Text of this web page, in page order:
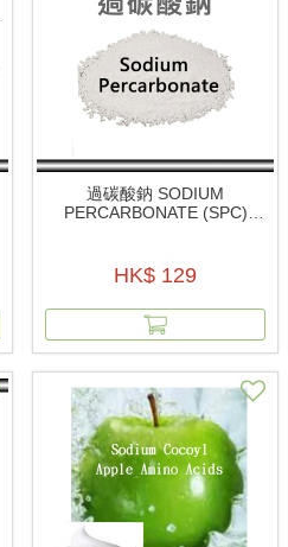
過碳酸鈉 SODIUM
PERCARBONATE (SPC)
HK$ 129